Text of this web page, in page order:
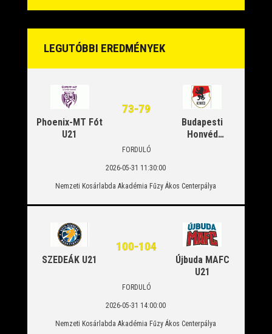
EN
LEGUTÓBBI EREDMÉNYEK
Phoenix-MT Fót
U21
73-79
Budapesti
Honvéd
FORDULÓ
2026-05-31 11:30:00
Nemzeti Kosárlabda Akadémia Fűzy Ákos Centerpálya
SZEDEÁK U21
100-104
Újbuda MAFC
U21
FORDULÓ
2026-05-31 14:00:00
Nemzeti Kosárlabda Akadémia Fűzy Ákos Centerpálya